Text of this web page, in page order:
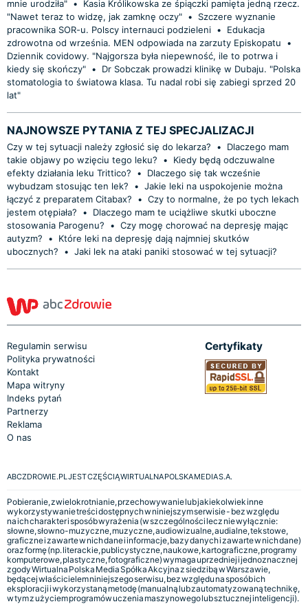
mnie urodziła" •
Kasia Królikowska ze śpiączki pamięta jedną rzecz.
"Nawet teraz to widzę, jak zamknę oczy" •
Szczere wyznanie
pracownika SOR-u. Polscy internauci podzieleni •
Edukacja
zdrowotna od września. MEN odpowiada na zarzuty Episkopatu
•
Dziennik covidowy. "Najgorsza była niepewność, ile to potrwa i
kiedy się skończy" •
Dr Sobczak prowadzi klinikę w Dubaju. "Polska
stomatologia to światowa klasa. Tu nadal robi się zabiegi sprzed 20
lat"
NAJNOWSZE PYTANIA Z TEJ SPECJALIZACJI
Czy w tej sytuacji należy zgłosić się do lekarza? •
Dlaczego mam
takie objawy po wzięciu tego leku?
•
Kiedy będą odczuwalne
efekty działania leku Trittico?
•
Dlaczego się tak wcześnie
wybudzam stosując ten lek?
• Jakie leki na uspokojenie można
łączyć z preparatem Citabax?
• Czy to normalne, że po tych lekach
jestem otępiała?
•
Dlaczego mam te uciążliwe skutki uboczne
stosowania Parogenu?
• Czy mogę chorować na depresję mając
autyzm?
•
Które leki na depresję dają najmniej skutków
ubocznych?
• Jaki lek na ataki paniki stosować w tej sytuacji?
Regulamin serwisu
Polityka prywatności
Kontakt
Mapa witryny
Indeks pytań
Partnerzy
Reklama
O nas
Certyfikaty
ABCZDROWIE.PL JEST CZĘŚCIĄ WIRTUALNA POLSKA MEDIA S.A.
Pobieranie, zwielokrotnianie, przechowywanie lub jakiekolwiek inne
wykorzystywanie treści dostępnych w niniejszym serwisie - bez względu
na ich charakter i sposób wyrażenia (w szczególności lecz nie wyłącznie:
słowne, słowno-muzyczne, muzyczne, audiowizualne, audialne, tekstowe,
graficzne i zawarte w nich dane i informacje, bazy danych i zawarte w nich dane)
oraz formę (np. literackie, publicystyczne, naukowe, kartograficzne, programy
komputerowe, plastyczne, fotograficzne) wymaga uprzedniej i jednoznacznej
zgody Wirtualna Polska Media Spółka Akcyjna z siedzibą w Warszawie,
będącej właścicielem niniejszego serwisu, bez względu na sposób ich
eksploracji i wykorzystaną metodę (manualną lub zautomatyzowaną technikę,
w tym z użyciem programów uczenia maszynowego lub sztucznej inteligencji).